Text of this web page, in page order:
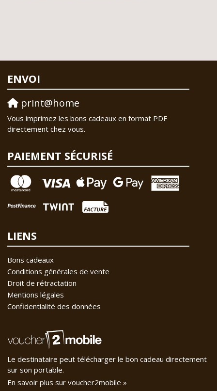
ENVOI
print@home
Vous imprimez les bons cadeaux en format PDF
directement chez vous.
PAIEMENT SÉCURISÉ
LIENS
Bons cadeaux
Conditions générales de vente
Droit de rétractation
Mentions légales
Confidentialité des données
Le destinataire peut télécharger le bon cadeau directement
sur son portable.
En savoir plus sur voucher2mobile »